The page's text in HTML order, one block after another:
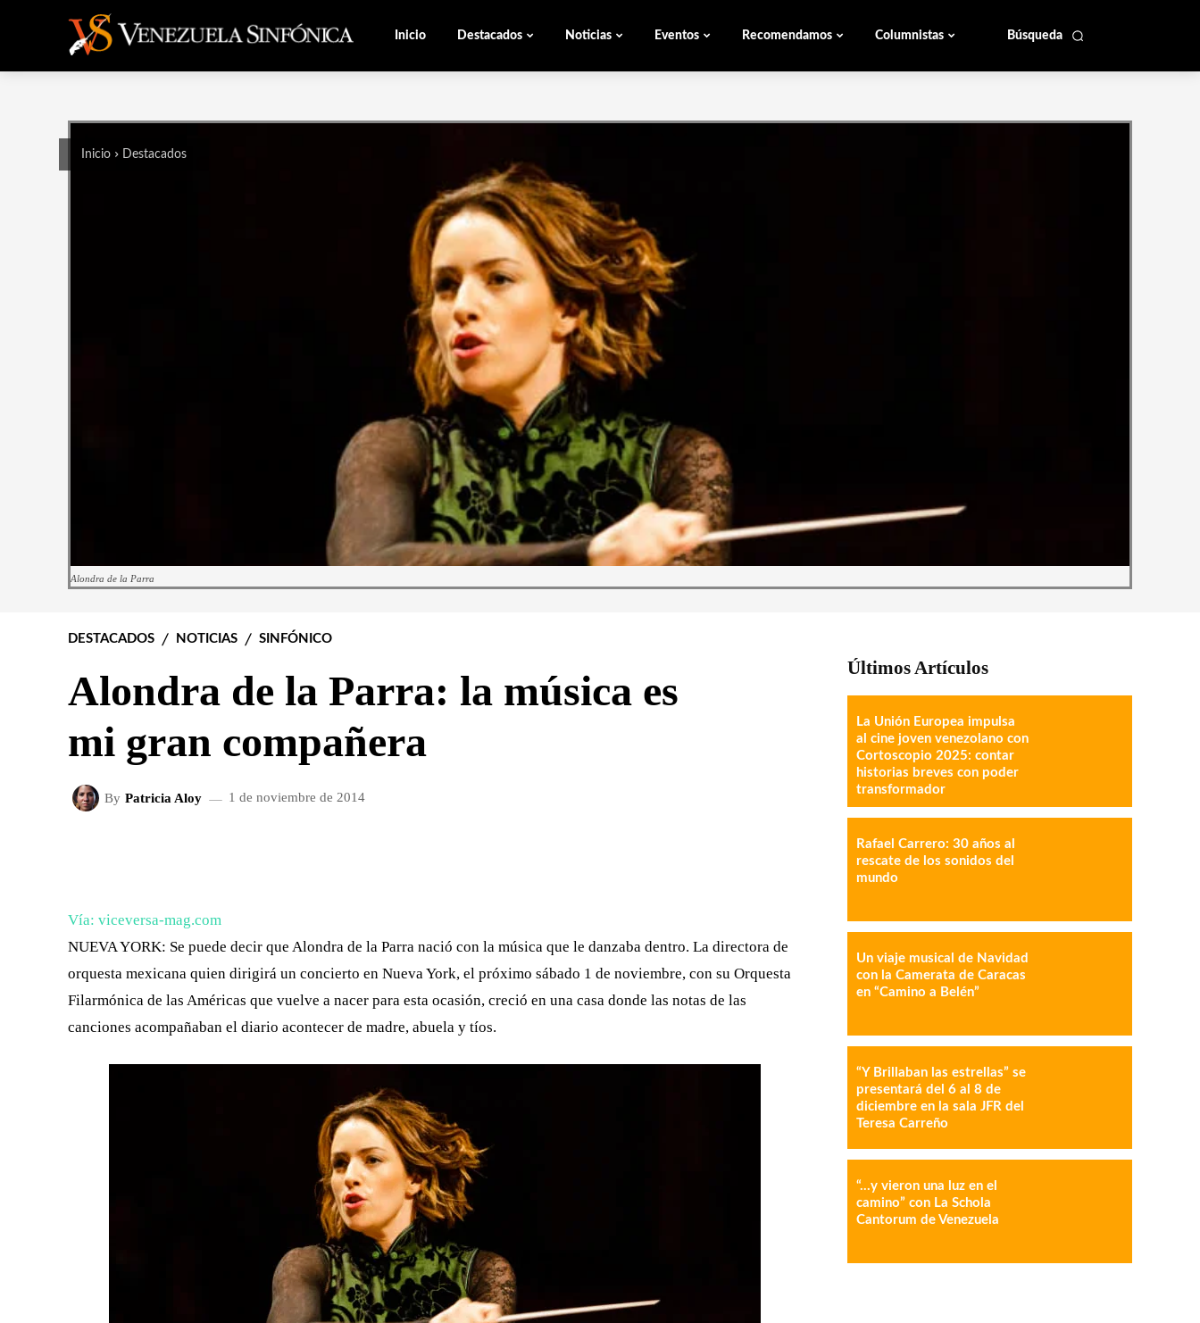
Búsqueda
Inicio Destacados Noticias Eventos Recomendamos Columnistas
Inicio Destacados
Alondra de la Parra
DESTACADOS NOTICIAS SINFÓNICO
Alondra de la Parra: la música es
mi gran compañera
By Patricia Aloy 1 de noviembre de 2014
IMPRESIÓN COPY URL
Vía: viceversa-mag.com
NUEVA YORK: Se puede decir que Alondra de la Parra nació con la música que le danzaba dentro. La directora de
orquesta mexicana quien dirigirá un concierto en Nueva York, el próximo sábado 1 de noviembre, con su Orquesta
Filarmónica de las Américas que vuelve a nacer para esta ocasión, creció en una casa donde las notas de las
canciones acompañaban el diario acontecer de madre, abuela y tíos.
Últimos Artículos
La Unión Europea impulsa
al cine joven venezolano con
Cortoscopio 2025: contar
historias breves con poder
transformador
Rafael Carrero: 30 años al
rescate de los sonidos del
mundo
Un viaje musical de Navidad
con la Camerata de Caracas
en “Camino a Belén”
“Y Brillaban las estrellas” se
presentará del 6 al 8 de
diciembre en la sala JFR del
Teresa Carreño
“…y vieron una luz en el
camino” con La Schola
Cantorum de Venezuela